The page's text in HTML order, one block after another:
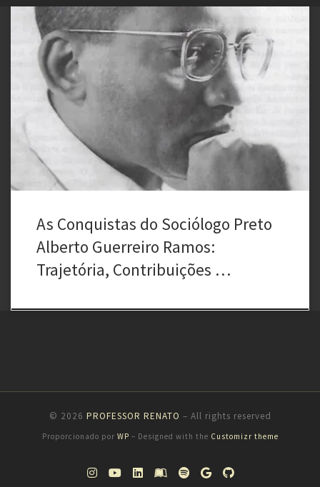
Alberto Guerreiro Ramos é um dos nomes mais importantes da
sociologia brasileira, cuja contribuição teórica e acadêmica
transcendeu fronteiras. Reconhecido como um intelectual preto de
extrema relevância, Guerreiro Ramos construiu uma trajetória
marcada pela luta antirracista, pela crítica ao colonialismo
intelectual e pela busca de uma sociologia mais adequada às […]
As Conquistas do Sociólogo Preto
Alberto Guerreiro Ramos:
Trajetória, Contribuições …
© 2026 PROFESSOR RENATO – All rights reserved
Proporcionado por WP – Designed with the Customizr theme